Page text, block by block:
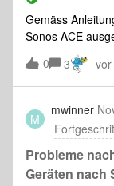
Gemäss
Sonos ACE
kann kein Gerät
automatisch mit
mit allen
0 3
M
mwinner
Probleme
Geräten nach